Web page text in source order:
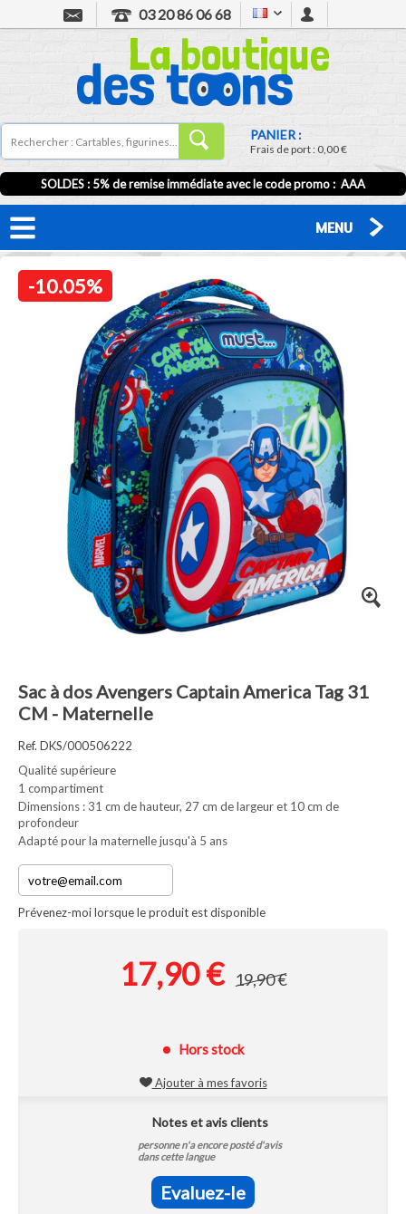
03 20 86 06 68
PANIER :
Frais de port :0,00 €
SOLDES : 5% de remise immédiate avec le code promo : AAA
MENU
-10.05%
Sac à dos Avengers Captain America Tag 31
CM - Maternelle
Ref. DKS/000506222
Qualité supérieure
1 compartiment
Dimensions : 31 cm de hauteur, 27 cm de largeur et 10 cm de
profondeur
Adapté pour la maternelle jusqu'à 5 ans
Prévenez-moi lorsque le produit est disponible
17,90 € 19,90 €
Hors stock
Ajouter à mes favoris
Notes et avis clients
personne n'a encore posté d'avis
dans cette langue
Evaluez-le